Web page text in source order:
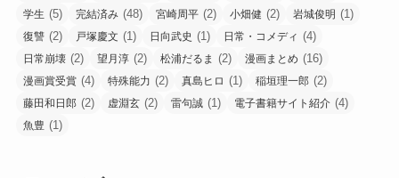
学生 (5) 完結済み (48) 宮崎周平 (2) 小畑健 (2) 岩城俊明 (1)
復讐 (2) 戸塚慶文 (1) 日向武史 (1) 日常・コメディ (4)
日常崩壊 (2) 望月淳 (2) 松浦だるま (2) 漫画まとめ (16)
漫画賞受賞 (4) 特殊能力 (2) 真島ヒロ (1) 稲垣理一郎 (2)
藤田和日郎 (2) 虚淵玄 (2) 雷句誠 (1) 電子書籍サイト紹介 (4)
魚豊 (1)